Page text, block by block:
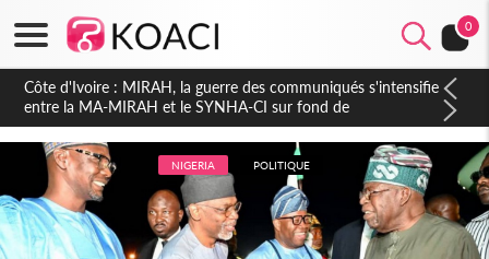
0
Côte d'Ivoire : Indépendance 2026, Thiam plaide pour un
environnement démocratique plus apaisé
NIGERIA POLITIQUE